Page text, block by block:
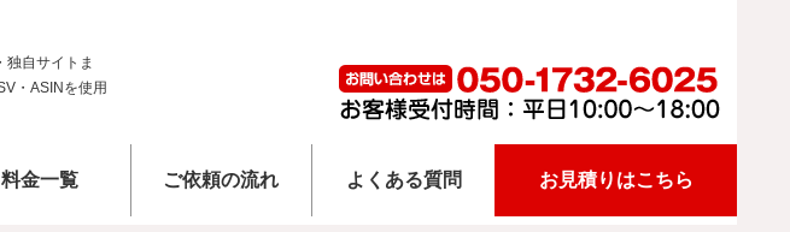
料金一覧 ご依頼の流れ よくある質問 お見積りはこちら